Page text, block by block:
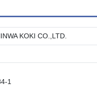
KOKI CO.,LTD.
1